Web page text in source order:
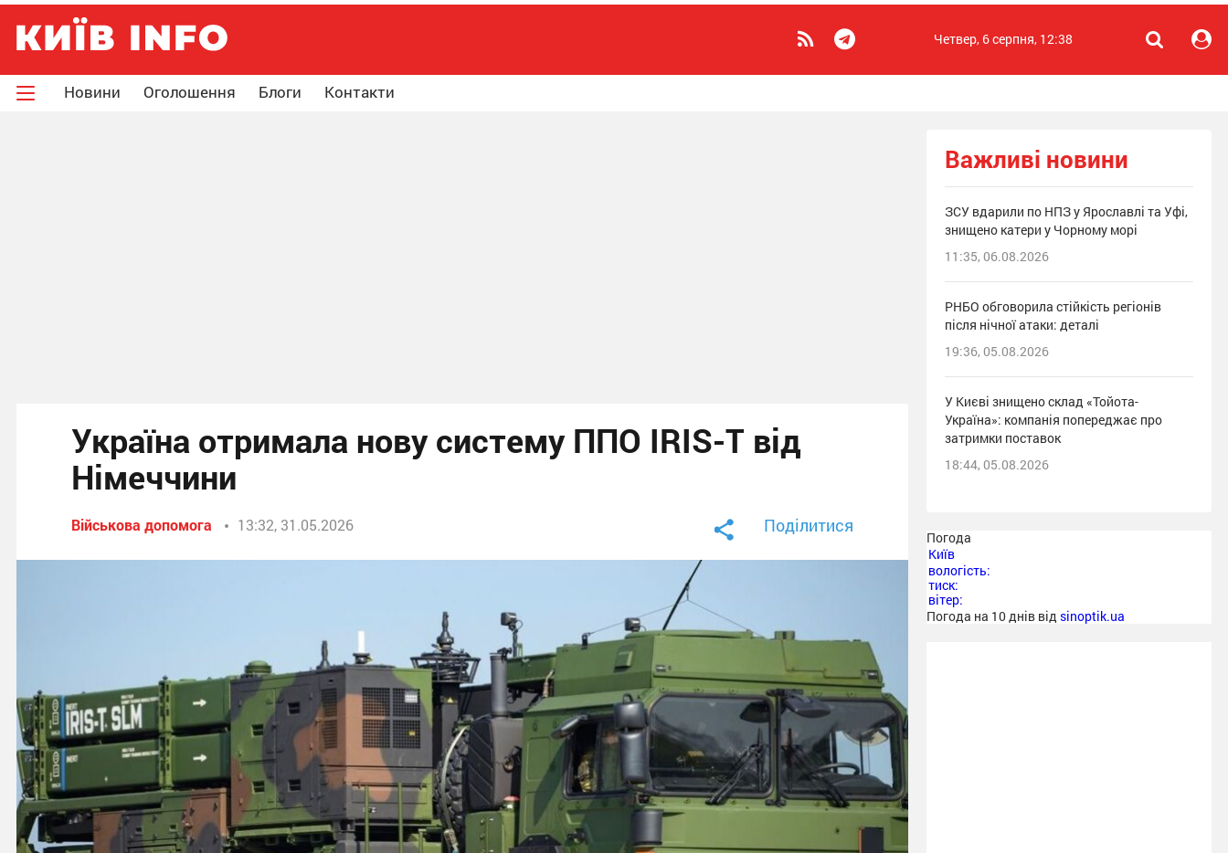
Четвер, 6 серпня, 12:38
Новини Оголошення Блоги Контакти
Україна отримала нову систему ППО IRIS-T від
Німеччини
Військова допомога 13:32, 31.05.2026 Поділитися
Важливі новини
ЗСУ вдарили по НПЗ у Ярославлі та Уфі,
знищено катери у Чорному морі
11:35, 06.08.2026
РНБО обговорила стійкість регіонів
після нічної атаки: деталі
19:36, 05.08.2026
У Києві знищено склад «Тойота-
Україна»: компанія попереджає про
затримки поставок
18:44, 05.08.2026
Погода
Київ
вологість:
тиск:
вітер:
Погода на 10 днів від sinoptik.ua